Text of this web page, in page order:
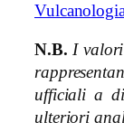
N.B. I
ufficiali a
ulteriori